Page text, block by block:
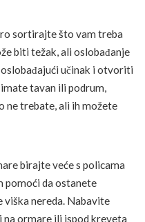
sortirajte što vam treba
biti težak, ali oslobađanje
učinak i otvoriti
tavan ili podrum,
trebate, ali ih možete
birajte veće s policama
pomoći da ostanete
nereda. Nabavite
ormare ili ispod kreveta